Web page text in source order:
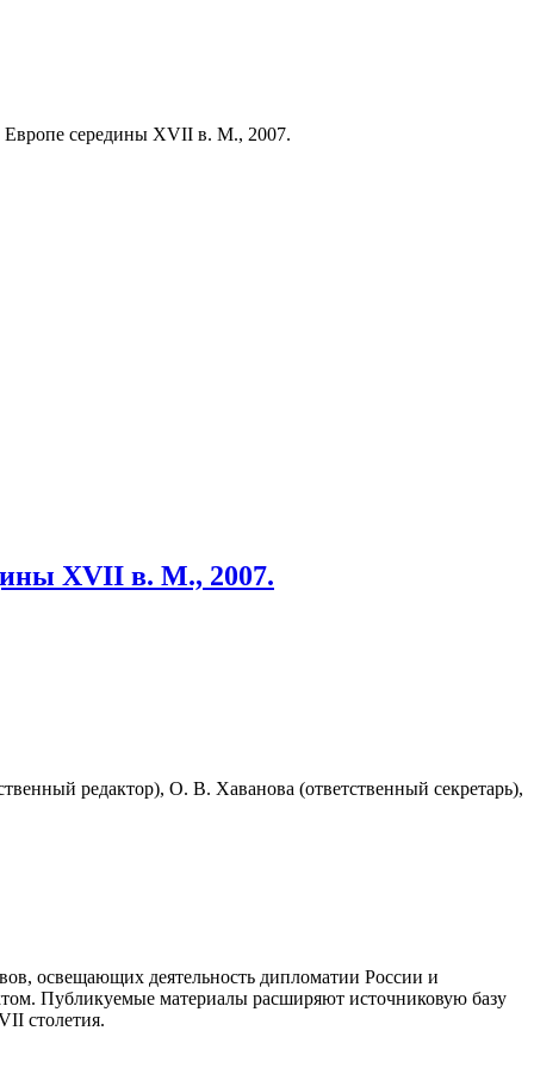
Европе середины XVII в. М., 2007.
XVII в. М., 2007.
редактор), О. В. Хаванова (ответственный секретарь),
освещающих деятельность дипломатии России и
Публикуемые материалы расширяют источниковую базу
столетия.